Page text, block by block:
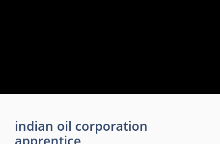
indian oil corporation
apprentice